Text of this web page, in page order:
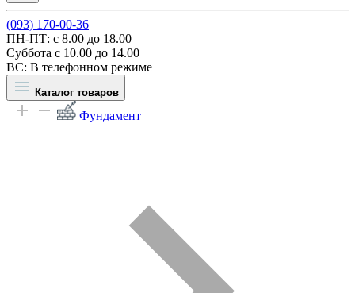
(093) 170-00-36
ПН-ПТ: c 8.00 до 18.00
Суббота с 10.00 до 14.00
ВС: В телефонном режиме
Каталог товаров
Фундамент